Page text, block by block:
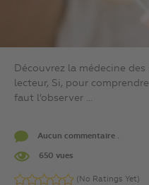
Découvrez la médecine
lecteur, Si, pour
faut l’observer ...
Aucun commentaire .
650 vues
(No Ratings Yet)